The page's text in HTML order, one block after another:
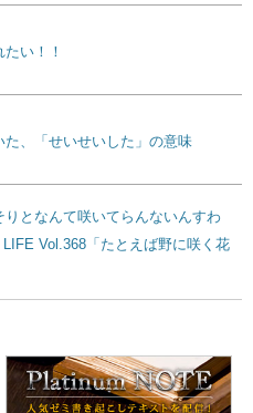
い！！
た、「せいせいした」の意味
りとなんて咲いてらんないんすわ
LIFE Vol.368「たとえば野に咲く花